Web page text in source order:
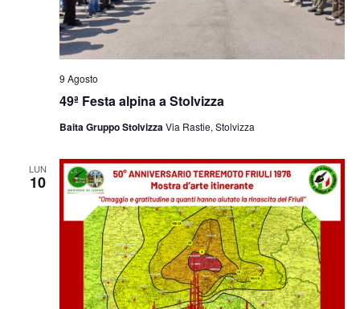
49ª Festa alpina a Stolvizza
9 Agosto
Baita Gruppo StolvizzaVia Rastie, Stolvizza
LUN
10